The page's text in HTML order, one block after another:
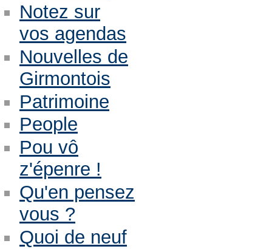
Notez sur
vos agendas
Nouvelles de
Girmontois
Patrimoine
People
Pou vô
z'épenre !
Qu'en pensez
vous ?
Quoi de neuf